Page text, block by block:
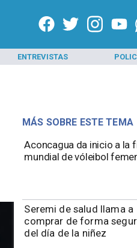
ENTREVISTAS
Aconcagua da inicio a la
mundial de vóleibol
​​Seremi de salud llama a
comprar de forma
del día de la niñez
MÁS SOBRE ESTE TEMA